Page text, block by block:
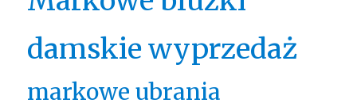
damskie wyprzedaż
markowe ubrania